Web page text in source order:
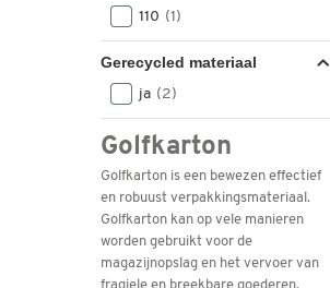
110 (1)
Gerecycled materiaal
ja (2)
Golfkarton
Golfkarton is een bewezen effectief
en robuust verpakkingsmateriaal.
Golfkarton kan op vele manieren
worden gebruikt voor de
magazijnopslag en het vervoer van